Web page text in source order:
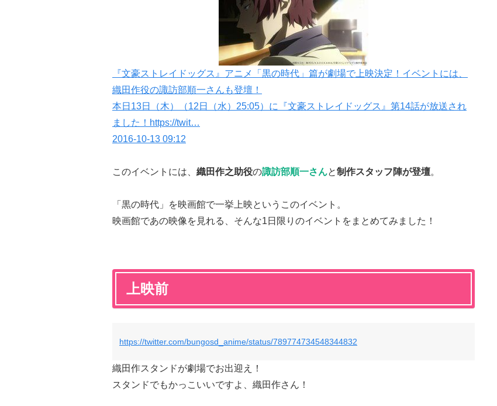
『文豪ストレイドッグス』アニメ「黒の時代」篇が劇場で上映決定！イベントには、
織田作役の諏訪部順一さんも登壇！
本日13日（木）（12日（水）25:05）に『文豪ストレイドッグス』第14話が放送され
ました！https://twit…
2016-10-13 09:12
このイベントには、 織田作之助役の諏訪部順一さんと制作スタッフ陣が登壇。
「黒の時代」を映画館で一挙上映というこのイベント。
映画館であの映像を見れる、そんな1日限りのイベントをまとめてみました！
上映前
https://twitter.com/bungosd_anime/status/789774734548344832
織田作スタンドが劇場でお出迎え！
スタンドでもかっこいいですよ、織田作さん！